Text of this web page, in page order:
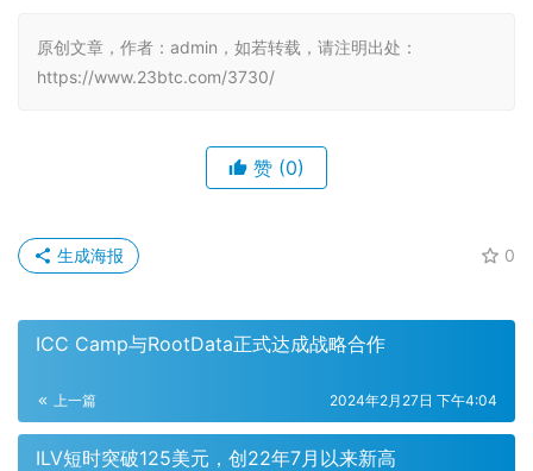
原创文章，作者：admin，如若转载，请注明出处：
https://www.23btc.com/3730/
赞 (0)
0
生成海报
ICC Camp与RootData正式达成战略合作
上一篇 2024年2月27日 下午4:04
ILV短时突破125美元，创22年7月以来新高